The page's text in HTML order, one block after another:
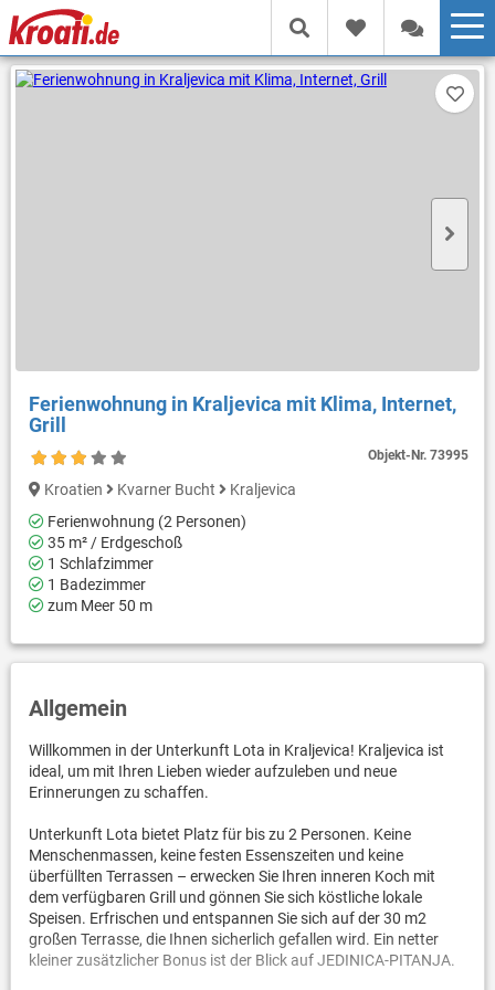
Ferienwohnung in Kraljevica mit Klima, Internet,
Grill
Objekt-Nr.73995
Kroatien Kvarner Bucht
Kraljevica
Ferienwohnung (2 Personen)
35 m² / Erdgeschoß
1 Schlafzimmer
1 Badezimmer
zum Meer 50 m
Allgemein
Willkommen in der Unterkunft Lota in Kraljevica! Kraljevica ist
ideal, um mit Ihren Lieben wieder aufzuleben und neue
Erinnerungen zu schaffen.
Unterkunft Lota bietet Platz für bis zu 2 Personen. Keine
Menschenmassen, keine festen Essenszeiten und keine
überfüllten Terrassen – erwecken Sie Ihren inneren Koch mit
dem verfügbaren Grill und gönnen Sie sich köstliche lokale
Speisen. Erfrischen und entspannen Sie sich auf der 30 m2
großen Terrasse, die Ihnen sicherlich gefallen wird. Ein netter
kleiner zusätzlicher Bonus ist der Blick auf JEDINICA-PITANJA.